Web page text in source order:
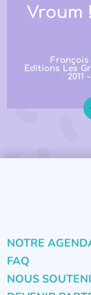
Vroum
François
Editions Les
2011
NOTRE
FAQ
NOUS